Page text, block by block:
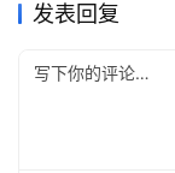
发表回复